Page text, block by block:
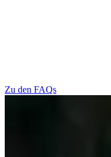
Zu den FAQs